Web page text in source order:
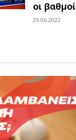
οι βαθμοί
29.06.2022